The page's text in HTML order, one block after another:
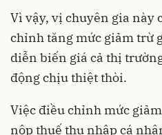
Vì vậy, vị chuyên gia này
chỉnh tăng mức giảm trừ
diễn biến giá cả thị
động chịu thiệt thòi.
Việc điều chỉnh mức
nộp thuế thu nhập cá